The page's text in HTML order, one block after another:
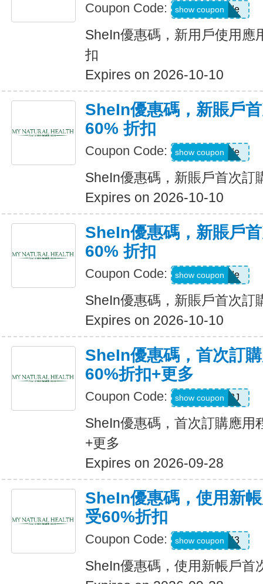
Coupon Code: Show Code
show coupon
SheIn優惠碼，新用戶使用應
扣
Expires on 2026-10-10
SheIn優惠碼，新賬戶
60% 折扣
Coupon Code: Show Code
show coupon
SheIn優惠碼，新賬戶首次訂
Expires on 2026-10-10
SheIn優惠碼，新賬戶
60% 折扣
Coupon Code: Show Code
show coupon
SheIn優惠碼，新賬戶首次訂
Expires on 2026-10-10
SheIn優惠碼，首次訂
60%折扣+更多
Coupon Code: VJTWP3J
show coupon
SheIn優惠碼，首次訂購應用
+更多
Expires on 2026-09-28
SheIn優惠碼，使用新
受60%折扣
Coupon Code: 66WK443
show coupon
SheIn優惠碼，使用新帳戶首